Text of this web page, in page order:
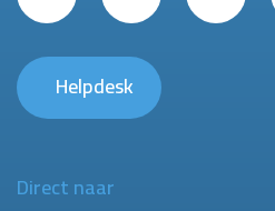
Helpdesk
Direct naar